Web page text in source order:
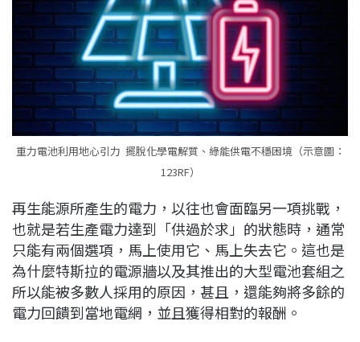
重力電池利用地心引力 擺脫化學電解質、綠能供電不穩困境（示意圖：
123RF）
再生能源所產生的電力，以往也會面臨另一項挑戰，
也就是若生產電力達到「供過於求」的狀態時，通常
只能有兩個選項，馬上使用它、馬上失去它。這也是
為什麼特斯拉的電源牆以及其推出的大型電池套組之
所以能被多數人採用的原因，甚且，還能夠將多餘的
電力回饋到當地電網，並且獲得相對的報酬。